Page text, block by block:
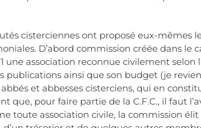
cisterciennes ont proposé eux-mêmes
D’abord commission créée dans le
association reconnue civilement selon
ainsi que son budget (je
et abbesses cisterciens, qui en
que, pour faire partie de la C.F.C., il faut
toute association civile, la commission